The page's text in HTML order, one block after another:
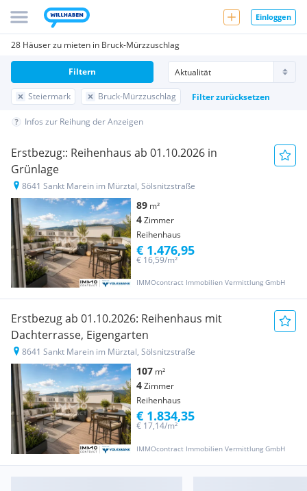
Einloggen
28 Häuser zu mieten in Bruck-Mürzzuschlag
Steiermark Bruck-Mürzzuschlag Filter zurücksetzen
Filtern
Infos zur Reihung der Anzeigen
Erstbezug:: Reihenhaus ab 01.10.2026 in
Grünlage
8641 Sankt Marein im Mürztal, Sölsnitzstraße
89 m²
4Zimmer
Reihenhaus
IMMOcontract Immobilien Vermittlung GmbH
€ 16,59/m²
€ 1.476,95
Erstbezug ab 01.10.2026: Reihenhaus mit
Dachterrasse, Eigengarten
8641 Sankt Marein im Mürztal, Sölsnitzstraße
107 m²
4Zimmer
Reihenhaus
IMMOcontract Immobilien Vermittlung GmbH
€ 17,14/m²
€ 1.834,35